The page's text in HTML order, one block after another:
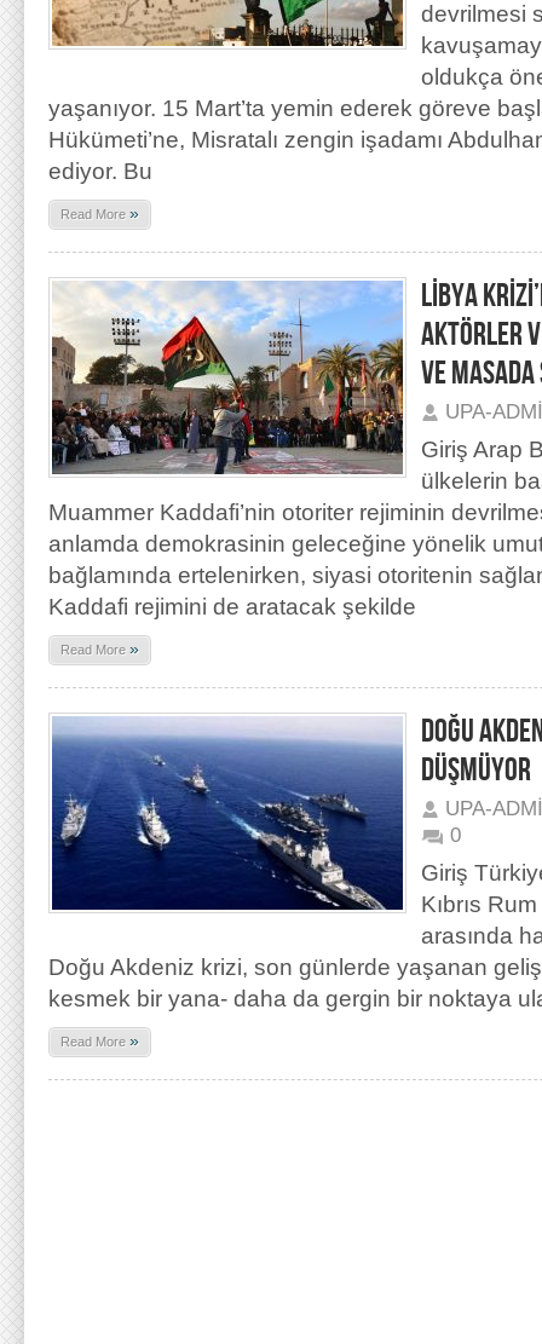
devrilmesi
oldukça
yaşanıyor. 15 Mart’ta yemin ederek göreve
Hükümeti’ne, Misratalı zengin işadamı
ediyor. Bu
Read More »
LİBYA
AKTÖRLER
VE MASADA
UPA-
Giriş Arap
ülkelerin
Muammer Kaddafi’nin otoriter rejiminin
anlamda demokrasinin geleceğine yönelik
bağlamında ertelenirken, siyasi otoritenin
Kaddafi rejimini de aratacak şekilde
Read More »
DOĞU
DÜŞMÜYOR
UPA-
0
Giriş
Kıbrıs
arasında
Doğu Akdeniz krizi, son günlerde yaşanan
kesmek bir yana- daha da gergin bir noktaya
Read More »